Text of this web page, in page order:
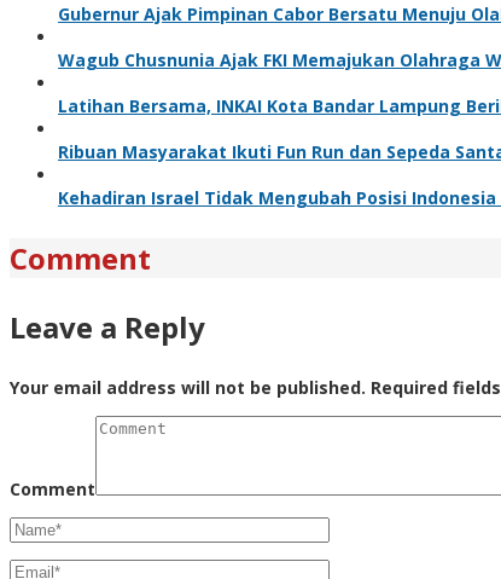
Gubernur Ajak Pimpinan Cabor Bersatu Menuju
Wagub Chusnunia Ajak FKI Memajukan Olahraga
Latihan Bersama, INKAI Kota Bandar Lampung
Ribuan Masyarakat Ikuti Fun Run dan Sepeda
Kehadiran Israel Tidak Mengubah Posisi
Comment
Leave a Reply
Your email address will not be published. Required
Comment